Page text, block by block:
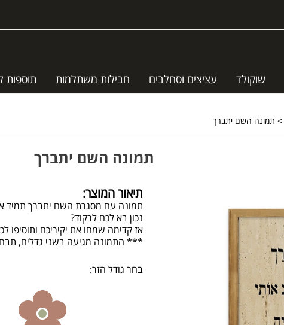
שוקולד עציצים וסחלבים חבילות משתלמות תוספות
> תמונה השם יתברך
תמונה השם יתברך
תיאור המוצר:
תמונה עם מסגרת השם יתברך תמיד
נכון בא לכם לרקוד?
אז קדימה שמחו את יקיריכם ותוסיפו
*** התמונה מגיעה בשני גדלים,
בחר גודל הזר: